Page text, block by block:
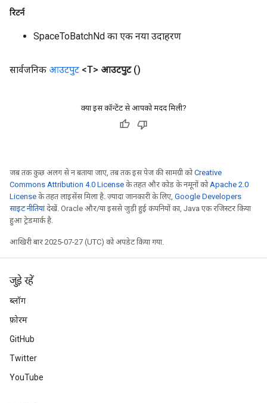
रिटर्न
SpaceToBatchNd का एक नया उदाहरण
सार्वजनिक आउटपुट <T> आउटपुट ()
क्या इस कॉन्टेंट से आपको मदद मिली?
जब तक कुछ अलग से न बताया जाए, तब तक इस पेज की सामग्री कोCreative
Commons Attribution 4.0 License के तहत और कोड के नमूनों कोApache 2.0
License के तहत लाइसेंस मिला है. ज़्यादा जानकारी के लिए, Google Developers
साइट नीतियांदेखें. Oracle और/या इससे जुड़ी हुई कंपनियों का, Java एक रजिस्टर किया
हुआ ट्रेडमार्क है.
आखिरी बार 2025-07-27 (UTC) को अपडेट किया गया.
जुड़े रहें
ब्लॉग
फ़ोरम
GitHub
Twitter
YouTube